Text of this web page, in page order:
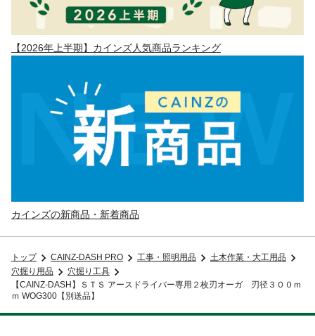
【2026年上半期】カインズ人気商品ランキング
カインズの新商品・新着商品
トップ CAINZ-DASH PRO 工事・照明用品
土木作業・大工用品
穴掘り用品
穴掘り工具
【CAINZ-DASH】ＳＴＳ アースドライバー専用２枚刃オーガ 刃径３００ｍ
ｍ WOG300【別送品】